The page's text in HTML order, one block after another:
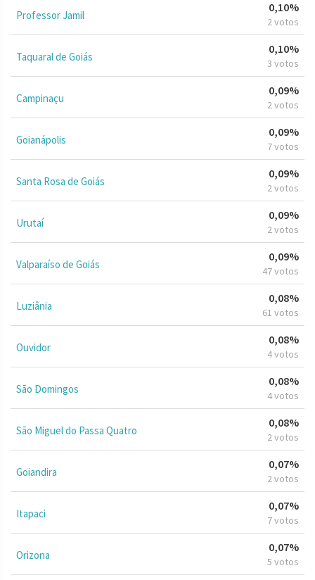
Professor Jamil
0,10%
2 votos
Taquaral de Goiás
0,10%
3 votos
Campinaçu
0,09%
2 votos
Goianápolis
0,09%
7 votos
Santa Rosa de Goiás
0,09%
2 votos
Urutaí
0,09%
2 votos
Valparaíso de Goiás
0,09%
47 votos
Luziânia
0,08%
61 votos
Ouvidor
0,08%
4 votos
São Domingos
0,08%
4 votos
São Miguel do Passa Quatro
0,08%
2 votos
Goiandira
0,07%
2 votos
Itapaci
0,07%
7 votos
Orizona
0,07%
5 votos